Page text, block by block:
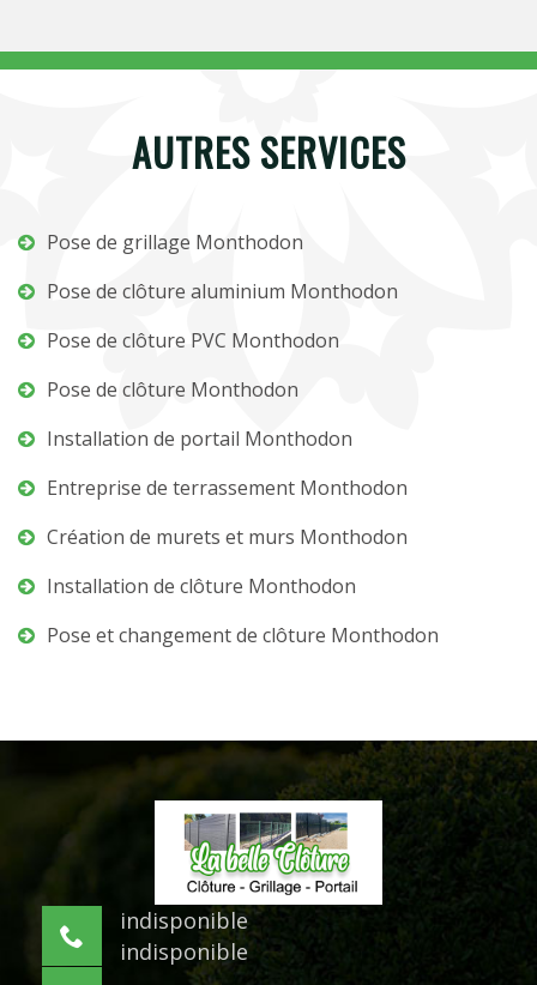
AUTRES SERVICES
Pose de grillage Monthodon
Pose de clôture aluminium Monthodon
Pose de clôture PVC Monthodon
Pose de clôture Monthodon
Installation de portail Monthodon
Entreprise de terrassement Monthodon
Création de murets et murs Monthodon
Installation de clôture Monthodon
Pose et changement de clôture Monthodon
indisponible
indisponible